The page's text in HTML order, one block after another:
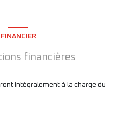
FINANCIER
financières
intégralement à la charge du